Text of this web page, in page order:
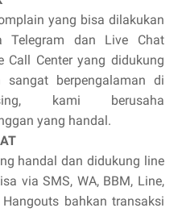
yang bisa dilakukan
Telegram dan Live Chat
Call Center yang didukung
berpengalaman di
kami berusaha
yang handal.
handal dan didukung line
via SMS, WA, BBM, Line,
Hangouts bahkan transaksi